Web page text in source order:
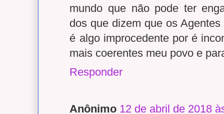
mundo que não pode ter
dos que dizem que os
é algo improcedente por é
mais coerentes meu povo e
Responder
Anônimo 12 de abril de 2018